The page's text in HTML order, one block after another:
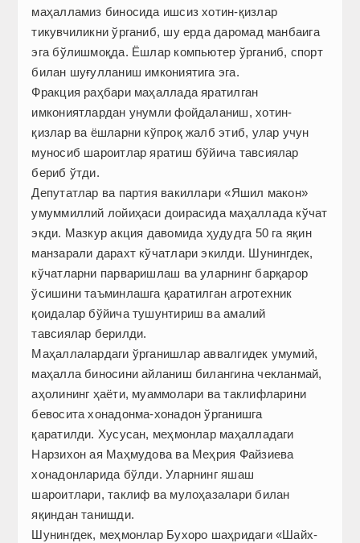
маҳалламиз биносида ишсиз хотин-қизлар
тикувчиликни ўрганиб, шу ерда даромад манбаига
эга бўлишмоқда. Ёшлар компьютер ўрганиб, спорт
билан шуғулланиш имкониятига эга.
Фракция раҳбари маҳаллада яратилган
имкониятлардан унумли фойдаланиш, хотин-
қизлар ва ёшларни кўпроқ жалб этиб, улар учун
муносиб шароитлар яратиш бўйича тавсиялар
бериб ўтди.
Депутатлар ва партия вакиллари «Яшил макон»
умуммиллий лойиҳаси доирасида маҳаллада кўчат
экди. Мазкур акция давомида ҳудудга 50 га яқин
манзарали дарахт кўчатлари экилди. Шунингдек,
кўчатларни парваришлаш ва уларнинг барқарор
ўсишини таъминлашга қаратилган агротехник
қоидалар бўйича тушунтириш ва амалий
тавсиялар берилди.
Маҳаллалардаги ўрганишлар аввалгидек умумий,
маҳалла биносини айланиш билангина чекланмай,
аҳолининг ҳаёти, муаммолари ва таклифларини
бевосита хонадонма-хонадон ўрганишга
қаратилди. Хусусан, меҳмонлар маҳалладаги
Нарзихон ая Маҳмудова ва Меҳрия Файзиева
хонадонларида бўлди. Уларнинг яшаш
шароитлари, таклиф ва мулоҳазалари билан
яқиндан танишди.
Шунингдек, меҳмонлар Бухоро шаҳридаги «Шайх-